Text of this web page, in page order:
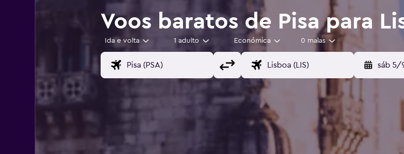
Voos baratos de Pisa para
Ida e volta 1 adulto Económica 0 malas
sáb 5/